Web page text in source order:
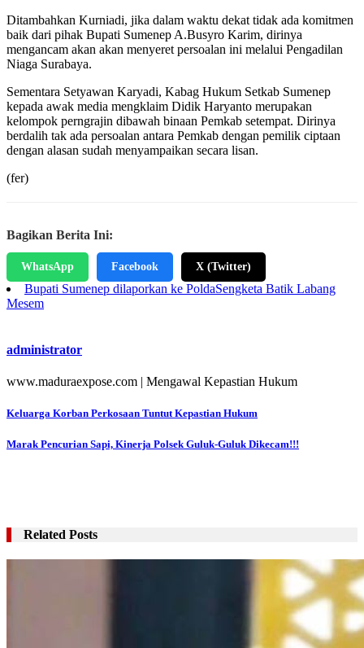
Ditambahkan Kurniadi, jika dalam waktu dekat tidak ada komitmen
baik dari pihak Bupati Sumenep A.Busyro Karim, dirinya
mengancam akan akan menyeret persoalan ini melalui Pengadilan
Niaga Surabaya.
Sementara Setyawan Karyadi, Kabag Hukum Setkab Sumenep
kepada awak media mengklaim Didik Haryanto merupakan
kelompok perngrajin dibawah binaan Pemkab setempat. Dirinya
berdalih tak ada persoalan antara Pemkab dengan pemilik ciptaan
dengan alasan sudah menyampaikan secara lisan.
(fer)
Bagikan Berita Ini:
WhatsApp Facebook X (Twitter)
Bupati Sumenep dilaporkan ke PoldaSengketa Batik Labang
Mesem
administrator
www.maduraexpose.com | Mengawal Kepastian Hukum
Navigasi
pos
Keluarga Korban Perkosaan Tuntut Kepastian Hukum
Marak Pencurian Sapi, Kinerja Polsek Guluk-Guluk Dikecam!!!
Related Posts